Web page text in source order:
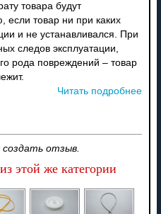
товара будут
если товар ни при каких
и не устанавливался. При
следов эксплуатации,
рода повреждений – товар
Читать подробнее
отзыв.
этой же категории